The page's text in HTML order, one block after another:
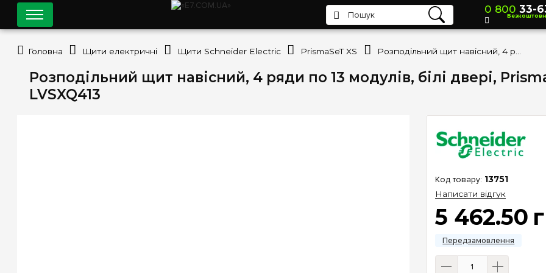
Розподільний щит навісний, 4 ряди по 13 модулів, білі двері,
LVSXQ413
13751
Написати відгук
5 462.50
0 800 33-
Головна Щити електричні Щити Schneider Electric PrismaSeT XS